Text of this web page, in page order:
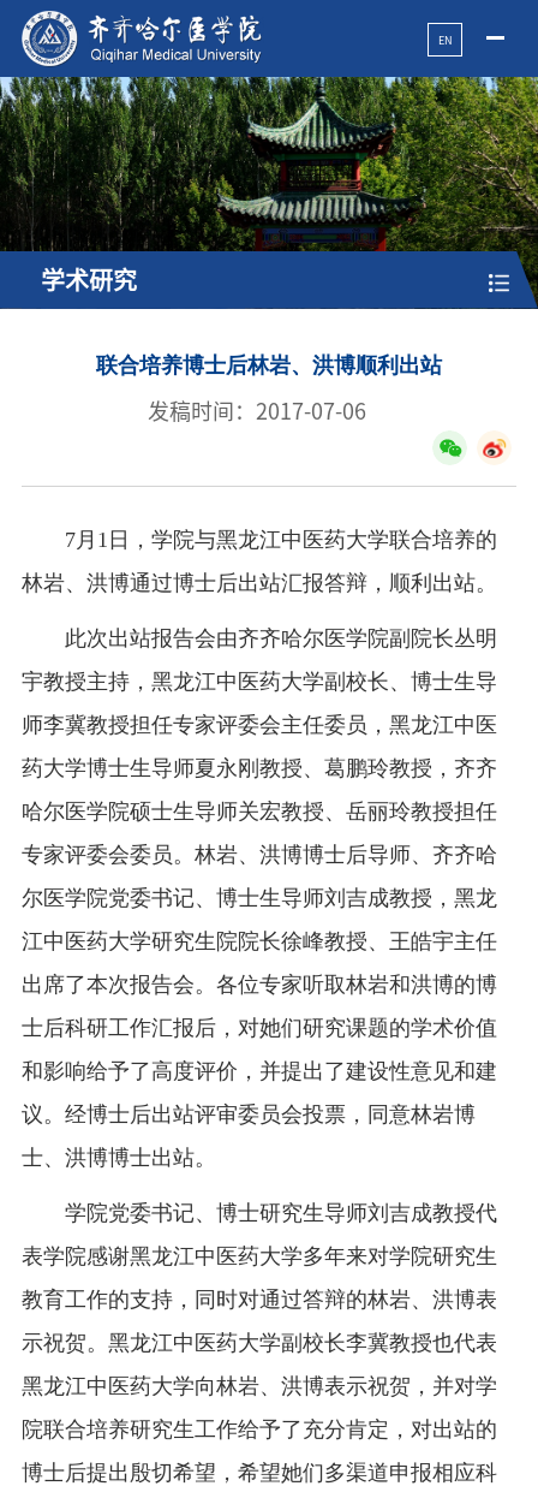
EN
学术研究
联合培养博士后林岩、洪博顺利出站
发稿时间：2017-07-06
7月1日，学院与黑龙江中医药大学联合培养的
林岩、洪博通过博士后出站汇报答辩，顺利出站。
此次出站报告会由齐齐哈尔医学院副院长丛明
宇教授主持，黑龙江中医药大学副校长、博士生导
师李冀教授担任专家评委会主任委员，黑龙江中医
药大学博士生导师夏永刚教授、葛鹏玲教授，齐齐
哈尔医学院硕士生导师关宏教授、岳丽玲教授担任
专家评委会委员。林岩、洪博博士后导师、齐齐哈
尔医学院党委书记、博士生导师刘吉成教授，黑龙
江中医药大学研究生院院长徐峰教授、王皓宇主任
出席了本次报告会。各位专家听取林岩和洪博的博
士后科研工作汇报后，对她们研究课题的学术价值
和影响给予了高度评价，并提出了建设性意见和建
议。经博士后出站评审委员会投票，同意林岩博
士、洪博博士出站。
学院党委书记、博士研究生导师刘吉成教授代
表学院感谢黑龙江中医药大学多年来对学院研究生
教育工作的支持，同时对通过答辩的林岩、洪博表
示祝贺。黑龙江中医药大学副校长李冀教授也代表
黑龙江中医药大学向林岩、洪博表示祝贺，并对学
院联合培养研究生工作给予了充分肯定，对出站的
博士后提出殷切希望，希望她们多渠道申报相应科